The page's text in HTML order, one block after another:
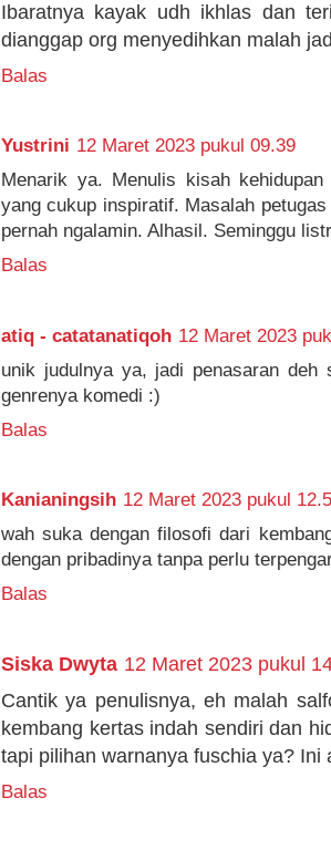
Ibaratnya kayak udh ikhlas dan
dianggap org menyedihkan malah
Balas
Yustrini 12 Maret 2023 pukul 09.39
Menarik ya. Menulis kisah
yang cukup inspiratif. Masalah
pernah ngalamin. Alhasil. Seminggu
Balas
atiq - catatanatiqoh 12 Maret 2023
unik judulnya ya, jadi penasaran deh
genrenya komedi :)
Balas
Kanianingsih 12 Maret 2023 pukul
wah suka dengan filosofi dari
dengan pribadinya tanpa perlu
Balas
Siska Dwyta 12 Maret 2023 pukul
Cantik ya penulisnya, eh malah
kembang kertas indah sendiri dan
tapi pilihan warnanya fuschia ya? Ini
Balas